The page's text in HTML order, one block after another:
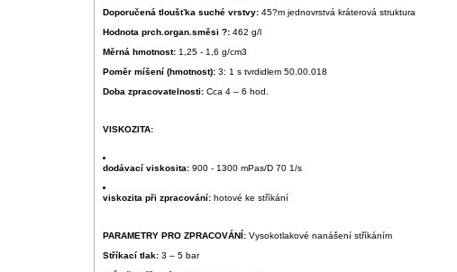
Doporučená tloušťka suché vrstvy: 45?m jednovrstvá kráterová struktura
Hodnota prch.organ.směsi ?: 462 g/l
Měrná hmotnost: 1,25 - 1,6 g/cm3
Poměr míšení (hmotnost): 3: 1 s tvrdidlem 50.00.018
Doba zpracovatelnosti: Cca 4 – 6 hod.
VISKOZITA:
dodávací viskosita: 900 - 1300 mPas/D 70 1/s
viskozita při zpracování: hotové ke stříkání
PARAMETRY PRO ZPRACOVÁNÍ: Vysokotlakové nanášení stříkáním
Stříkací tlak: 3 – 5 bar